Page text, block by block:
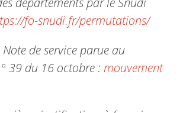
fo-snudi.fr/permutations/
de service parue au
39 du 16 octobre : mouvement